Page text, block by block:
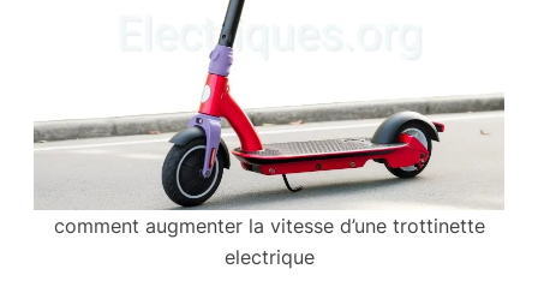
comment augmenter la vitesse d’une trottinette
electrique